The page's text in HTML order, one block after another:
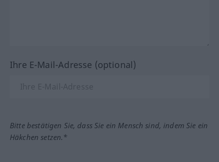
Ihre E-Mail-Adresse (optional)
Bitte bestätigen Sie, dass Sie ein Mensch sind, indem Sie ein
Häkchen setzen.*